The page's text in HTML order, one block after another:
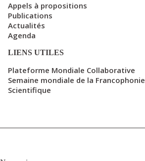
Appels à propositions
Publications
Actualités
Agenda
LIENS UTILES
Plateforme Mondiale Collaborative
Semaine mondiale de la Francophonie
Scientifique